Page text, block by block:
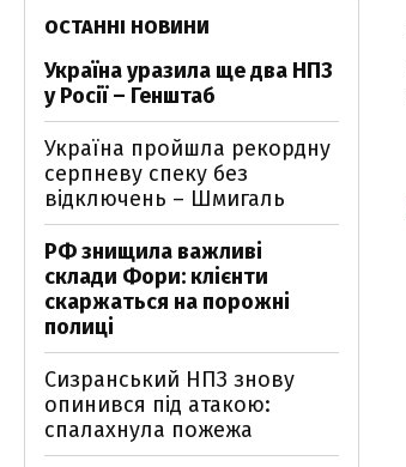
ОСТАННІ НОВИНИ
Україна уразила ще два НПЗ
у Росії – Генштаб
Україна пройшла рекордну
серпневу спеку без
відключень – Шмигаль
РФ знищила важливі
склади Фори: клієнти
скаржаться на порожні
полиці
Сизранський НПЗ знову
опинився під атакою:
спалахнула пожежа